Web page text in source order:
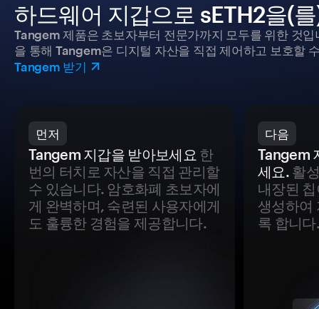
하드웨어 지갑으로 sETH2을(
Tangem 제품은 초보자부터 전문가까지 모두를 위한 것
을 통해 Tangem은 디지털 자산을 직접 제어하고 보호할
Tangem 받기
먼저
Tangem 지갑을 받아보세요 한
번의 터치로 자산을 직접 관리할
수 있습니다. 암호화폐 초보자에
게 완벽하며, 숙련된 사용자에게
도 훌륭한 경험을 제공합니다.
다음
Tangem
세요.활
내장된
생성하여
록 합니다.